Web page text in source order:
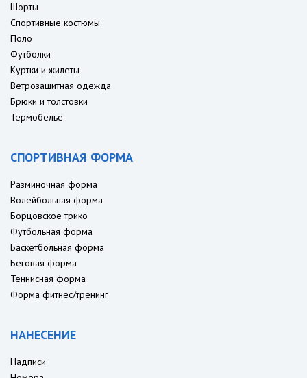
Шорты
Спортивные костюмы
Поло
Футболки
Куртки и жилеты
Ветрозащитная одежда
Брюки и толстовки
Термобелье
СПОРТИВНАЯ ФОРМА
Разминочная форма
Волейбольная форма
Борцовское трико
Футбольная форма
Баскетбольная форма
Беговая форма
Теннисная форма
Форма фитнес/тренинг
НАНЕСЕНИЕ
Надписи